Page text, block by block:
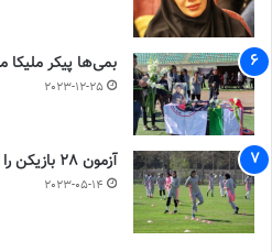
بمی‌ها پیکر ملیکا
2023-12-25
آزمون 28 بازیکن را به اردو فرا خواند
2023-05-14